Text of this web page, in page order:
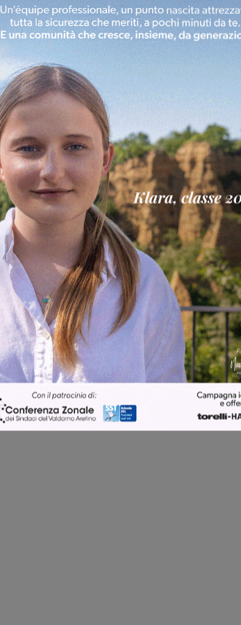
, che dunque adesso è pienamente operativo.
da tre punti di lettura targhe sia in entrata che in
e una telecamera grandangolare di contesto
sulla rotatoria della SR69, rappresenta un
avanti nella sicurezza e nel monitoraggio del territorio.
della videosorveglianza ‘intelligente’ era
nella frazione
anche a seguito dei furti che
in particolare la zona degli outlet. Il nuovo
il controllo delle targhe, ma anche di affinare
con caratteristiche specifiche.
del sistema ha avuto un costo
, anche grazie ad un finanziamento della Regione
di 25mila euro, mentre i restanti 15mila sono a
di Reggello.
Glenda Venturini
Capo redattore
Share